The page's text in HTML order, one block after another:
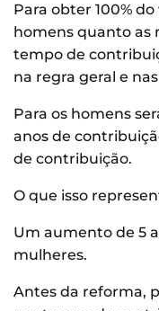
Para obter 100%
homens quanto as
tempo de
na regra geral e
Para os homens
anos de
de contribuição.
O que isso
Um aumento de 5
mulheres.
Antes da reforma,